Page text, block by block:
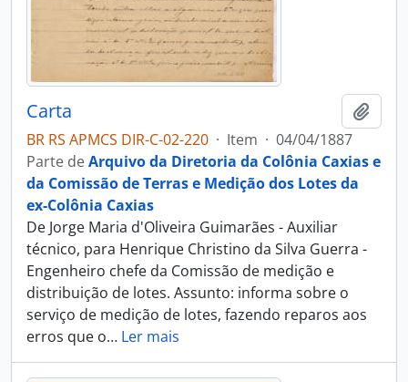
Carta
BR RS APMCS DIR-C-02-220 · Item · 04/04/1887
Parte deArquivo da Diretoria da Colônia Caxias e
da Comissão de Terras e Medição dos Lotes da
ex-Colônia Caxias
De Jorge Maria d'Oliveira Guimarães - Auxiliar
técnico, para Henrique Christino da Silva Guerra -
Engenheiro chefe da Comissão de medição e
distribuição de lotes. Assunto: informa sobre o
serviço de medição de lotes, fazendo reparos aos
erros que o… Ler mais